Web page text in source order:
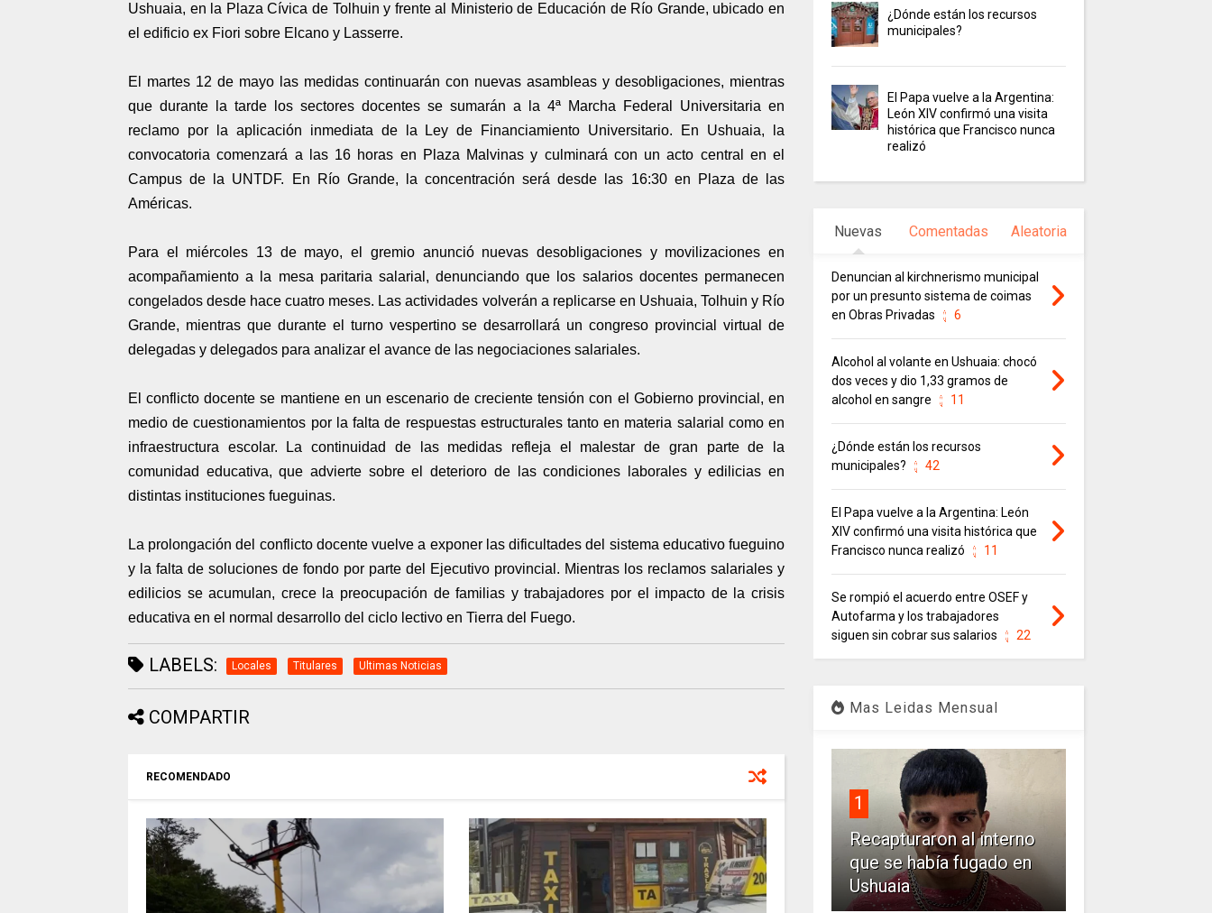
Ushuaia, en la Plaza Cívica de Tolhuin y frente al Ministerio de Educación de Río Grande, ubicado en
el edificio ex Fiori sobre Elcano y Lasserre.
El martes 12 de mayo las medidas continuarán con nuevas asambleas y desobligaciones, mientras
que durante la tarde los sectores docentes se sumarán a la 4ª Marcha Federal Universitaria en
reclamo por la aplicación inmediata de la Ley de Financiamiento Universitario. En Ushuaia, la
convocatoria comenzará a las 16 horas en Plaza Malvinas y culminará con un acto central en el
Campus de la UNTDF. En Río Grande, la concentración será desde las 16:30 en Plaza de las
Américas.
Para el miércoles 13 de mayo, el gremio anunció nuevas desobligaciones y movilizaciones en
acompañamiento a la mesa paritaria salarial, denunciando que los salarios docentes permanecen
congelados desde hace cuatro meses. Las actividades volverán a replicarse en Ushuaia, Tolhuin y Río
Grande, mientras que durante el turno vespertino se desarrollará un congreso provincial virtual de
delegadas y delegados para analizar el avance de las negociaciones salariales.
El conflicto docente se mantiene en un escenario de creciente tensión con el Gobierno provincial, en
medio de cuestionamientos por la falta de respuestas estructurales tanto en materia salarial como en
infraestructura escolar. La continuidad de las medidas refleja el malestar de gran parte de la
comunidad educativa, que advierte sobre el deterioro de las condiciones laborales y edilicias en
distintas instituciones fueguinas.
La prolongación del conflicto docente vuelve a exponer las dificultades del sistema educativo fueguino
y la falta de soluciones de fondo por parte del Ejecutivo provincial. Mientras los reclamos salariales y
edilicios se acumulan, crece la preocupación de familias y trabajadores por el impacto de la crisis
educativa en el normal desarrollo del ciclo lectivo en Tierra del Fuego.
LABELS: Locales Titulares Ultimas Noticias
COMPARTIR
RECOMENDADO
¿Dónde están los recursos
municipales?
El Papa vuelve a la Argentina:
León XIV confirmó una visita
histórica que Francisco nunca
realizó
Nuevas Comentadas Aleatoria
Denuncian al kirchnerismo municipal
por un presunto sistema de coimas
en Obras Privadas
6
Alcohol al volante en Ushuaia: chocó
dos veces y dio 1,33 gramos de
alcohol en sangre
11
¿Dónde están los recursos
municipales?
42
El Papa vuelve a la Argentina: León
XIV confirmó una visita histórica que
Francisco nunca realizó
11
Se rompió el acuerdo entre OSEF y
Autofarma y los trabajadores
siguen sin cobrar sus salarios
22
Mas Leidas Mensual
1
Recapturaron al interno
que se había fugado en
Ushuaia